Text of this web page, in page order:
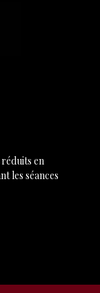
en
les séances